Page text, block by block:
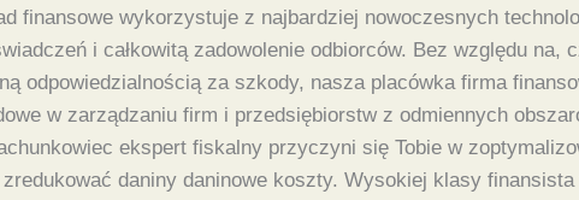
finansowe wykorzystuje z najbardziej nowoczesnych
i całkowitą zadowolenie odbiorców. Bez względu na,
odpowiedzialnością za szkody, nasza placówka firma
w zarządzaniu firm i przedsiębiorstw z odmiennych
ekspert fiskalny przyczyni się Tobie w
daniny daninowe koszty. Wysokiej klasy